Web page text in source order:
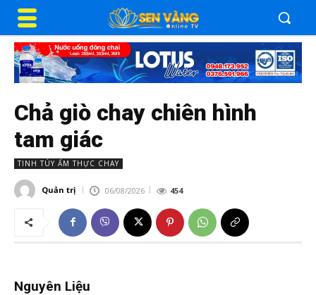
Chả giò chay chiên hình
tam giác
TINH TÚY ẨM THỰC CHAY
Quản trị 06/08/2026 454
Nguyên Liệu